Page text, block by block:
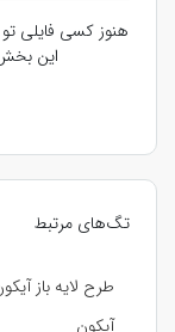
تگ‌های مرتبط
طرح لایه باز
آیکون
هنوز کسی فایلی تو
این